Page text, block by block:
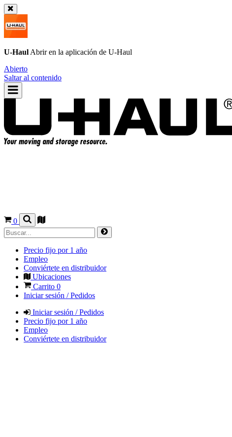
U-Haul Abrir en la aplicación de U-Haul
Abierto
Saltar al contenido
0
Precio fijo por 1 año
Empleo
Conviértete en distribuidor
Ubicaciones
Carrito 0
Iniciar sesión / Pedidos
Iniciar sesión / Pedidos
Precio fijo por 1 año
Empleo
Conviértete en distribuidor